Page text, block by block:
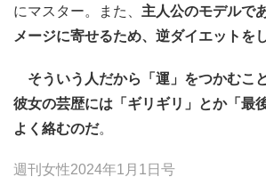
にマスター。また、 主人公のモデルで
メージに寄せるため、逆ダイエットを
そういう人だから「運」をつかむこ
彼女の芸歴には「ギリギリ」とか「最
よく絡むのだ。
週刊女性2024年1月1日号